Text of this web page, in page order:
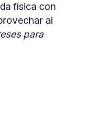
física con
al
para